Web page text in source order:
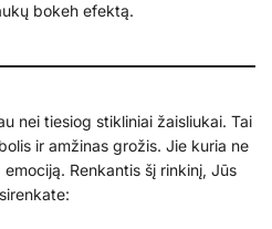
bokeh efektą.
nei tiesiog stikliniai žaisliukai. Tai
ir amžinas grožis. Jie kuria ne
Renkantis šį rinkinį, Jūs